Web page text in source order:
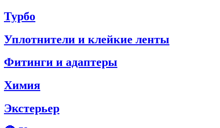
Турбо
Уплотнители и клейкие ленты
Фитинги и адаптеры
Химия
Экстерьер